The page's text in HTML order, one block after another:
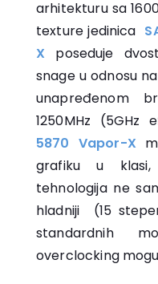
arhitekturu sa
texture jedinica
X poseduje
snage u odnosu
unapređenom
1250MHz (5GHz
5870 Vapor-X
grafiku u klasi,
tehnologija ne
hladniji (15
standardnih
overclocking